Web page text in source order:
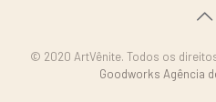
© 2020 ArtVênite. Todos os
Goodworks Agência